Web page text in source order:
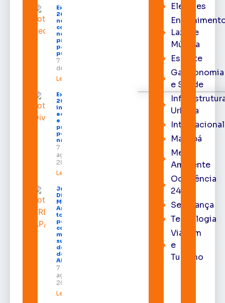
Expofeira
2026 começa
neste sábado
com shows,
negócios e
programação
para todos os
públicos
7 de agosto
de 2026
Leia mais »
Expofeira
2026
impulsiona
economia
e aumenta
procura
por hotéis
na capital
7 de
agosto de
2026
Leia mais »
Juiz
Diego
Moura de
Araújo
toma
posse
como
membro
substituto
do Pleno
do TRE-
AP
7 de
agosto de
2026
Leia mais »
Eleições
Lazer e
Música
Esporte
Gastronomia
e Saúde
Urbana
Internacional
Macapá
Meio
Ambiente
Ocorrência
24h
Segurança
Tecnologia
Viagem
e
Turismo